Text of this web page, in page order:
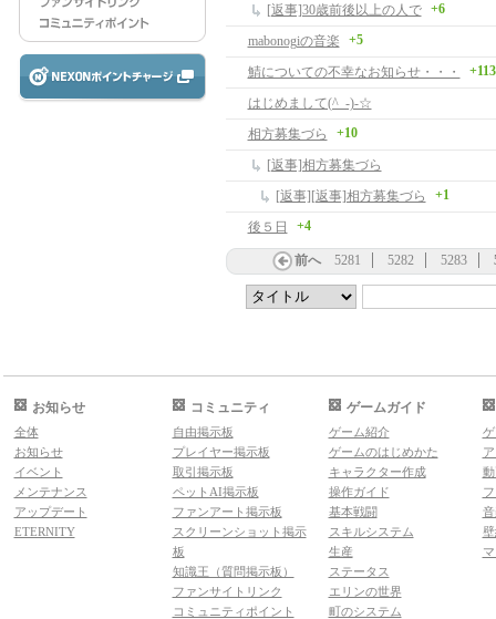
[返事]30歳前後以上の人で +6
mabonogiの音楽 +5
鯖についての不幸なお知らせ・・・ +113
はじめまして(^_-)-☆
相方募集づら
+10
[返事]相方募集づら
[返事][返事]相方募集づら
+1
後５日 +4
前へ 5281 5282 5283
お知らせ
全体
お知らせ
イベント
メンテナンス
アップデート
ETERNITY
コミュニティ
自由掲示板
プレイヤー掲示板
取引掲示板
ペットAI掲示板
ファンアート掲示板
スクリーンショット掲示
板
知識王（質問掲示板）
ファンサイトリンク
コミュニティポイント
ゲームガイド
ゲーム紹介
ゲームのはじめかた
キャラクター作成
操作ガイド
基本戦闘
スキルシステム
生産
ステータス
エリンの世界
町のシステム